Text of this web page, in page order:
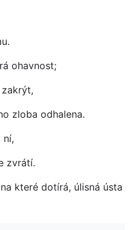
ohavnost;
zloba odhalena.
ní,
zvrátí.
které dotírá, úlisná ústa